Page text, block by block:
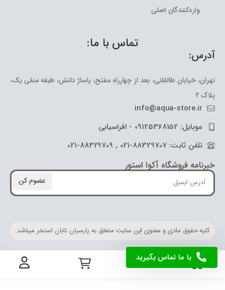
واردکنندگان اصلی
تماس با ما:
آدرس:
تهران، خیابان طالقانی، بعد از چهارراه مفتح، پاساژ دانش، طبقه منفی یک،
پلاک 2
info@aqua-store.ir
موبایل: 09125368152 - افراسیابی
تلفن ثابت: 88329707-021 , 88329709-021
خبرنامه فروشگاه آکوا استور
عضوم کن
کلیه حقوق مادی و معنوی این سایت متعلق به پارسیان تابان استخر میباشد.
با ما تماس بگیرید